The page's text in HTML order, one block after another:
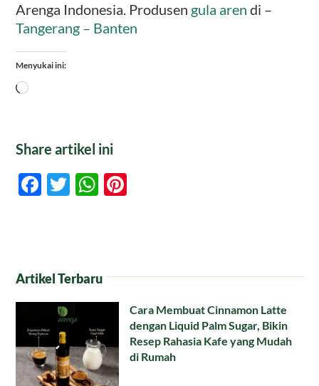
Arenga Indonesia. Produsen gula aren di –
Tangerang – Banten
Menyukai ini:
Memuat...
Share artikel ini
Facebook
TwitterWhatsApp
Artikel Terbaru
Cara Membuat Cinnamon Latte
dengan Liquid Palm Sugar, Bikin
Resep Rahasia Kafe yang Mudah
di Rumah